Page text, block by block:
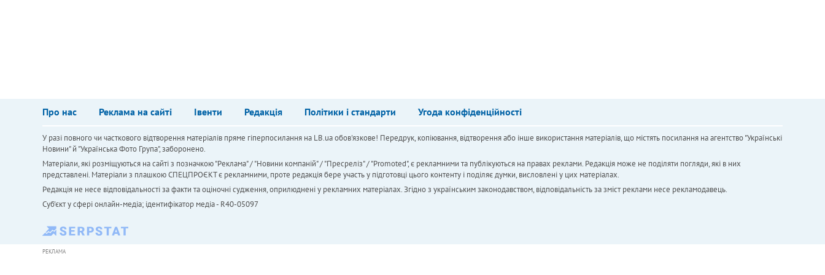
Про нас Реклама на сайті Івенти Редакція Політики і стандарти Угода конфіденційності
У разі повного чи часткового відтворення матеріалів пряме гіперпосилання на LB.ua обов'язкове! Передрук, копіювання, відтворення або інше використання матеріалів, що містять посилання на агентство "Українськi
Новини" й "Українська Фото Група", заборонено.
Матеріали, які розміщуються на сайті з позначкою "Реклама" / "Новини компаній" / "Пресреліз" / "Promoted", є рекламними та публікуються на правах реклами. Редакція може не поділяти погляди, які в них
представлені. Матеріали з плашкою СПЕЦПРОЄКТ є рекламними, проте редакція бере участь у підготовці цього контенту і поділяє думки, висловлені у цих матеріалах.
Редакція не несе відповідальності за факти та оціночні судження, оприлюднені у рекламних матеріалах. Згідно з українським законодавством, відповідальність за зміст реклами несе рекламодавець.
Cуб'єкт у сфері онлайн-медіа; ідентифікатор медіа - R40-05097
РЕКЛАМА